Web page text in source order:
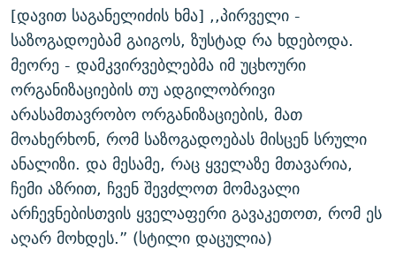
[დავით საგანელიძის ხმა] ,,პირველი -
საზოგადოებამ გაიგოს, ზუსტად რა ხდებოდა.
მეორე - დამკვირვებლებმა იმ უცხოური
ორგანიზაციების თუ ადგილობრივი
არასამთავრობო ორგანიზაციების, მათ
მოახერხონ, რომ საზოგადოებას მისცენ სრული
ანალიზი. და მესამე, რაც ყველაზე მთავარია,
ჩემი აზრით, ჩვენ შევძლოთ მომავალი
არჩევნებისთვის ყველაფერი გავაკეთოთ, რომ ეს
აღარ მოხდეს.” (სტილი დაცულია)